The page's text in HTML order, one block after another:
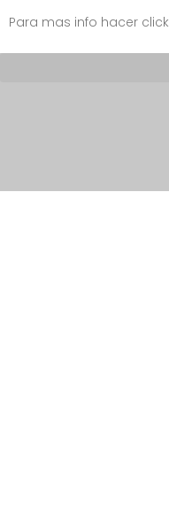
Para mas info hacer click